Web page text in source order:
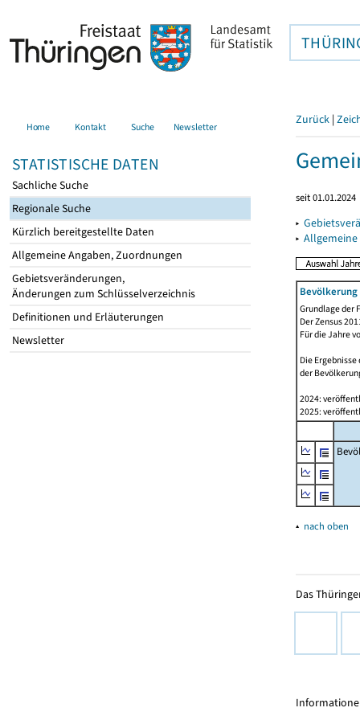
Home Kontakt Suche Newsletter
STATISTISCHE DATEN
Sachliche Suche
Regionale Suche
Kürzlich bereitgestellte Daten
Allgemeine Angaben, Zuordnungen
Gebietsveränderungen,
Änderungen zum Schlüsselverzeichnis
Definitionen und Erläuterungen
Newsletter
Zurück |
seit 01.01.2024
▸
▸
Grundlage der
Der Zensus
Für die Jahre
Die
der
2024:
2025:
▴ nach oben
Das